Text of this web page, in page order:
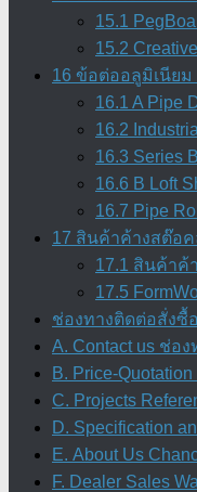
15.1
15.2
16 ข้อต่ออลูมิเนียม
16.1 A Pipe
16.2
16.3 Series
16.6 B Loft
16.7 Pipe
17 สินค้าค้างสต๊อค
17.1 สินค้าค้
17.5
ช่องทางติดต่อสั่งซื้
A. Contact us ช่อ
B. Price-
C. Projects
D. Specification
E. About Us
F. Dealer Sales